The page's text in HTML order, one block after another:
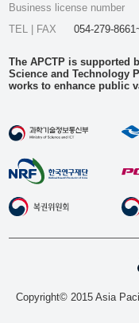
Business license number
TEL | FAX
054-279-
The APCTP is supported
Science and Technology
works to enhance public
Copyright© 2015 Asia